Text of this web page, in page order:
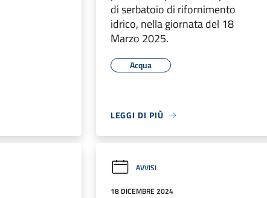
di serbatoio di rifornimento
idrico, nella giornata del 18
Marzo 2025.
Acqua
LEGGI DI PIÙ
AVVISI
18 DICEMBRE 2024